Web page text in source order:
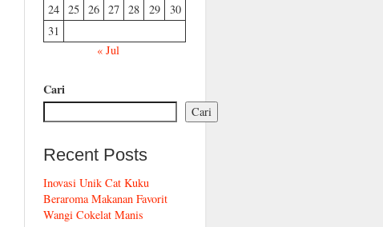
24 25 26 27 28 29
30
31
« Jul
Cari
Cari
Recent Posts
Inovasi Unik Cat Kuku
Beraroma Makanan Favorit
Wangi Cokelat Manis